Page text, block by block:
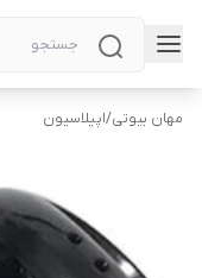
مهان بیوتی/اپیلاسیون